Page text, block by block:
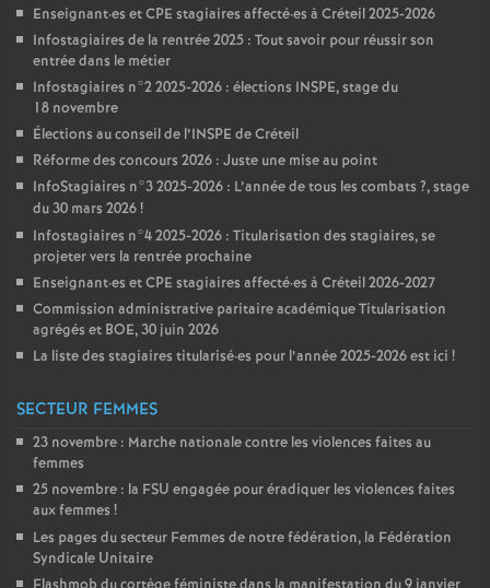
Enseignant·es etCPE stagiaires affecté·es à Créteil 2025-2026
Infostagiaires de la rentrée 2025 : Tout savoir pour réussir son
entrée dans le métier
Infostagiaires n°2 2025-2026 : élections INSPE, stage du
18 novembre
Élections au conseil de l’INSPE de Créteil
Réforme des concours 2026 : Juste une mise au point
InfoStagiaires n°3 2025-2026 : L’année de tous les combats ?, stage
du 30 mars 2026!
Infostagiaires n°4 2025-2026 : Titularisation des stagiaires, se
projeter vers la rentrée prochaine
Enseignant·es etCPE stagiaires affecté·es à Créteil 2026-2027
Commission administrative paritaire académique Titularisation
agrégés et BOE, 30 juin 2026
La liste des stagiaires titularisé·es pour l’année 2025-2026 est ici !
SECTEUR FEMMES
23 novembre : Marche nationale contre les violences faites au
femmes
25 novembre : la FSU engagée pour éradiquer les violences faites
aux femmes !
Les pages du secteur Femmes de notre fédération, la Fédération
Syndicale Unitaire